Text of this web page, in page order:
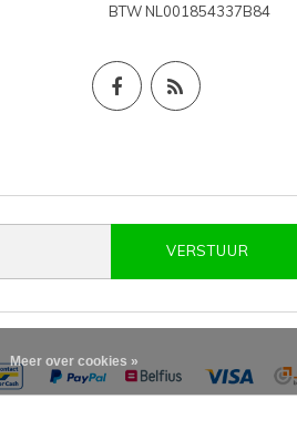
BTW NL001854337B84
VERSTUUR
Meer over cookies »